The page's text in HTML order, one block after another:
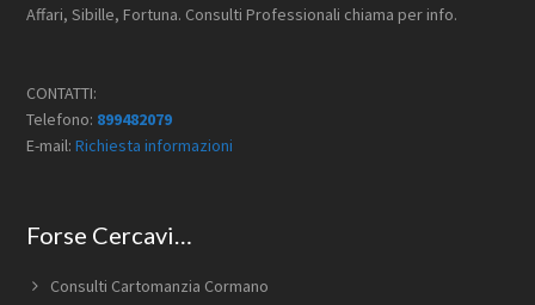
Affari, Sibille, Fortuna. Consulti Professionali chiama per info.
CONTATTI:
Telefono: 899482079
E-mail:Richiesta informazioni
Forse Cercavi…
Consulti Cartomanzia Cormano